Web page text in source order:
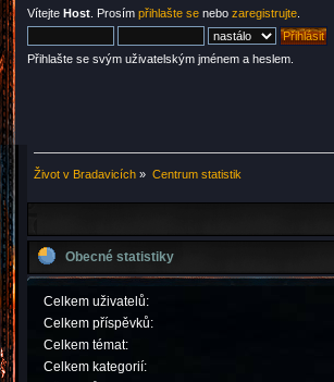
Vítejte Host . Prosím přihlašte se nebo zaregistrujte
Přihlašte se svým uživatelským jménem a heslem.
Život v Bradavicích » Centrum statistik
Obecné statistiky
Celkem uživatelů:
Celkem příspěvků:
Celkem témat:
Celkem kategorií: